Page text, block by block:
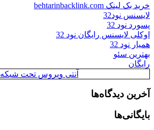
خرید بک لینک behtarinbacklink.com
لایسنس نود32
پسورد نود 32
اوکلی لایسنس رایگان نود 32
همیار نود 32
بهترین سئو
رایگان
آنتی ویروس تحت شبکه
آخرین دیدگاه‌ها
بایگانی‌ها